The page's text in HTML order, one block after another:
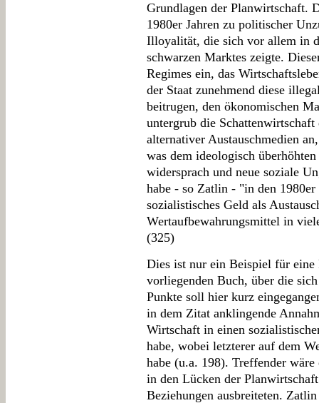
Grundlagen der Planwirtschaft.
1980er Jahren zu politischer
Illoyalität, die sich vor allem in
schwarzen Marktes zeigte.
Regimes ein, das
der Staat zunehmend diese
beitrugen, den ökonomischen
untergrub die
alternativer Austauschmedien
was dem ideologisch
widersprach und neue soziale
habe - so Zatlin - "in den 1980er
sozialistisches Geld als
Wertaufbewahrungsmittel in
(325)
Dies ist nur ein Beispiel für eine
vorliegenden Buch, über die
Punkte soll hier kurz
in dem Zitat anklingende
Wirtschaft in einen
habe, wobei letzterer auf dem
habe (u.a. 198). Treffender
in den Lücken der
Beziehungen ausbreiteten.